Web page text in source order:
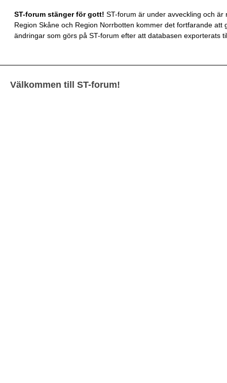
ST-forum stänger för gott! ST-forum är under avveckling och
Region Skåne och Region Norrbotten kommer det fortfarande
ändringar som görs på ST-forum efter att databasen exporterats
Välkommen till ST-forum!